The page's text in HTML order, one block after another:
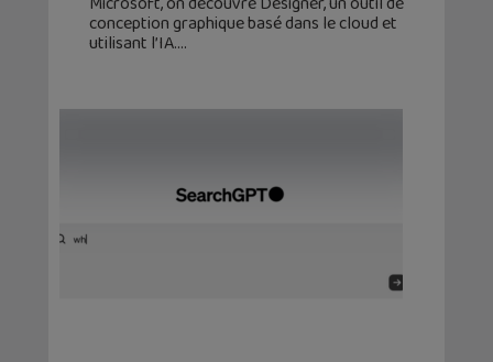
conception graphique basé dans le cloud et
utilisant l’IA.